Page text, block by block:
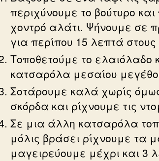
περιχύνουμε το βούτυρο
χοντρό αλάτι. Ψήνουμε σε
για περίπου 15 λεπτά
Τοποθετούμε το ελαιόλαδο
κατσαρόλα μεσαίου
Σοτάρουμε καλά χωρίς
σκόρδα και ρίχνουμε τις
Σε μια άλλη κατσαρόλα
μόλις βράσει ρίχνουμε τα
μαγειρεύουμε μέχρι και 3